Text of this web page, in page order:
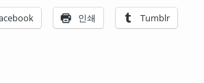
인쇄 Tumblr